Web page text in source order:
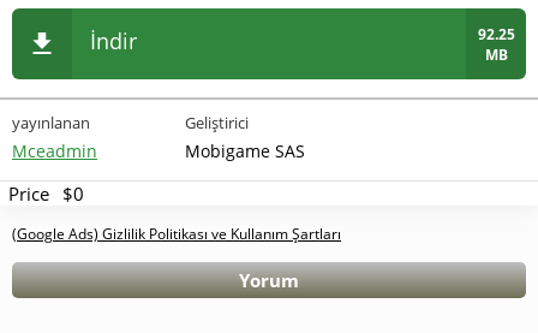
İndir
92.25
MB
yayınlanan
Mceadmin
Geliştirici
Mobigame SAS
Price $0
(Google Ads) Gizlilik Politikası ve Kullanım Şartları
Yorum